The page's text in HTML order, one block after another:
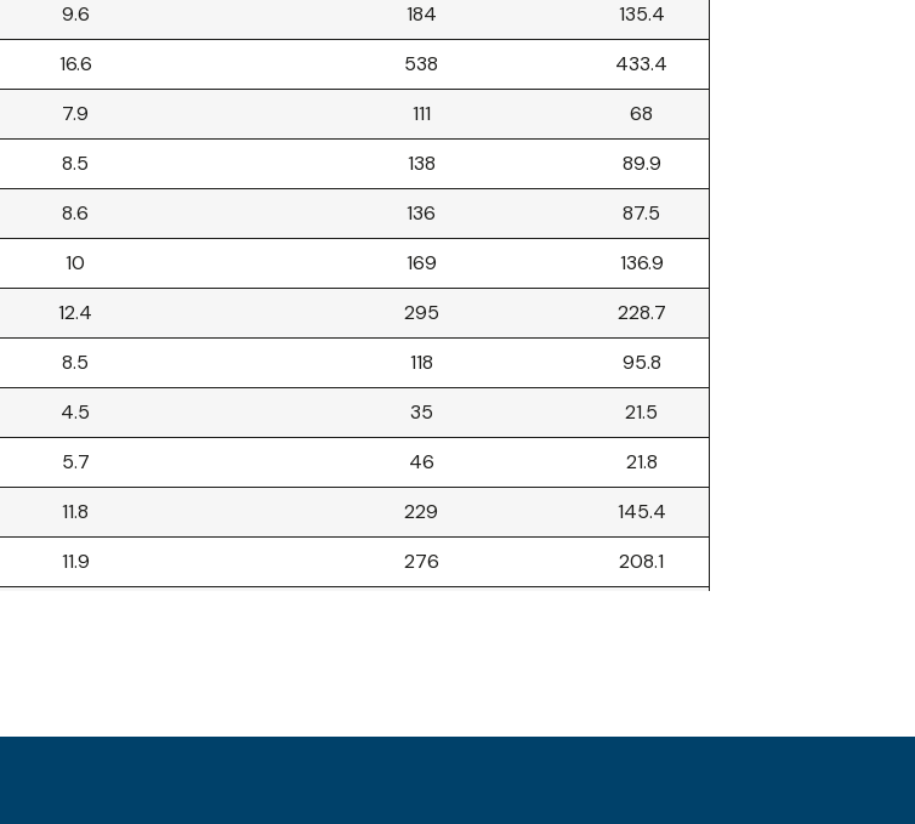
9.6 184
135.4
16.6 538
433.4
7.9 111
68
8.5 138
89.9
8.6 136
87.5
10 169
136.9
12.4 295
228.7
8.5 118
95.8
4.5 35
21.5
5.7 46
21.8
11.8 229
145.4
11.9 276
208.1